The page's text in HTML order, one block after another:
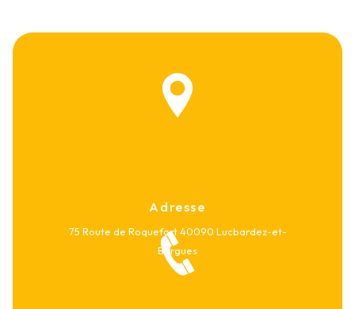
Adresse
75 Route de Roquefort 40090 Lucbardez-et-
Bargues